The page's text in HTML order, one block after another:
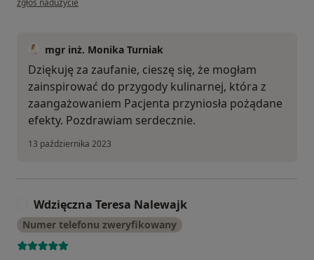
zgłoś nadużycie
mgr inż. Monika Turniak
Dziękuję za zaufanie, cieszę się, że mogłam
zainspirować do przygody kulinarnej, która z
zaangażowaniem Pacjenta przyniosła pożądane
efekty. Pozdrawiam serdecznie.
13 października 2023
Wdzięczna Teresa Nalewajk
Numer telefonu zweryfikowany